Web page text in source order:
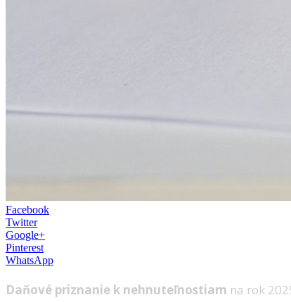
Facebook
Twitter
Google+
Pinterest
WhatsApp
Daňové priznanie k nehnuteľnostiam na rok